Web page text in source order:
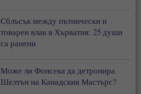
Сблъсък между пътнически и
товарен влак в Хърватия: 25 души
са ранени
Може ли Фонсека да детронира
Шелтън на Канадския Мастърс?